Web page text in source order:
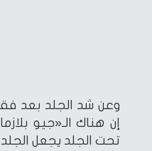
وعن شد الجلد بعد
إن هناك الـ«جيو
تحت الجلد يجعل